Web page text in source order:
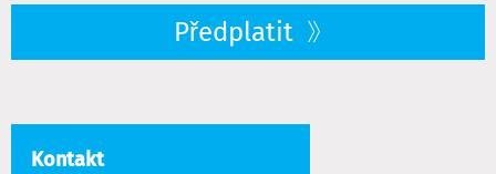
Předplatit
Kontakt